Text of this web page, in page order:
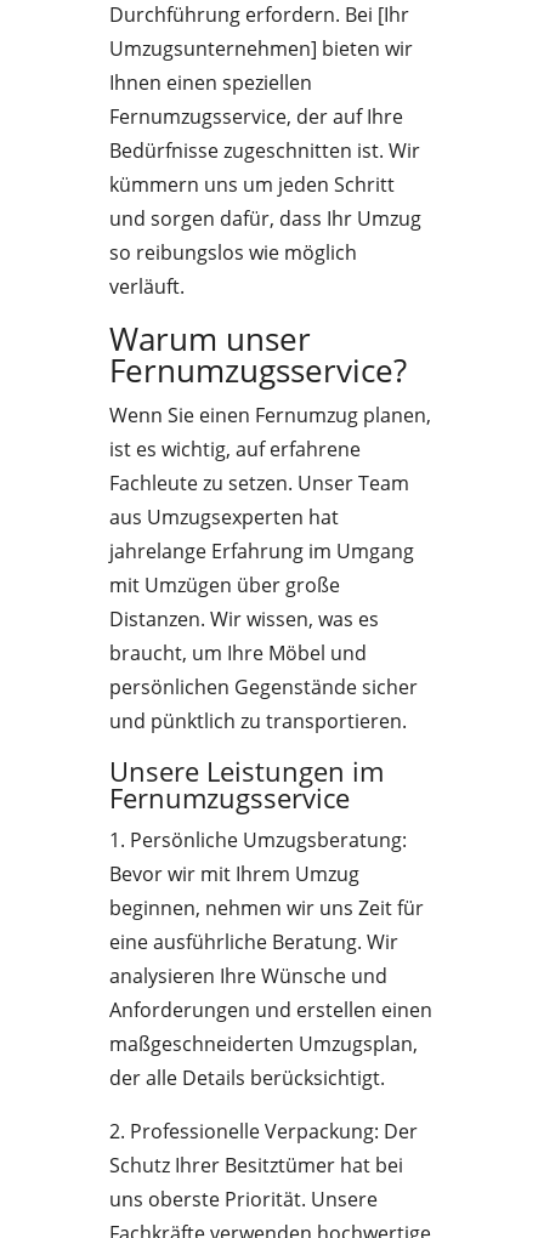
Durchführung erfordern. Bei [Ihr
Umzugsunternehmen] bieten wir
Ihnen einen speziellen
Fernumzugsservice, der auf Ihre
Bedürfnisse zugeschnitten ist. Wir
kümmern uns um jeden Schritt
und sorgen dafür, dass Ihr Umzug
so reibungslos wie möglich
verläuft.
Warum unser
Fernumzugsservice?
Wenn Sie einen Fernumzug planen,
ist es wichtig, auf erfahrene
Fachleute zu setzen. Unser Team
aus Umzugsexperten hat
jahrelange Erfahrung im Umgang
mit Umzügen über große
Distanzen. Wir wissen, was es
braucht, um Ihre Möbel und
persönlichen Gegenstände sicher
und pünktlich zu transportieren.
Unsere Leistungen im
Fernumzugsservice
1. Persönliche Umzugsberatung:
Bevor wir mit Ihrem Umzug
beginnen, nehmen wir uns Zeit für
eine ausführliche Beratung. Wir
analysieren Ihre Wünsche und
Anforderungen und erstellen einen
maßgeschneiderten Umzugsplan,
der alle Details berücksichtigt.
2. Professionelle Verpackung: Der
Schutz Ihrer Besitztümer hat bei
uns oberste Priorität. Unsere